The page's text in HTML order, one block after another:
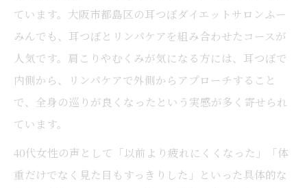
ています。大阪市都島区の耳つぼダイエットサロンふー
みんでも、耳つぼとリンパケアを組み合わせたコースが
人気です。肩こりやむくみが気になる方には、耳つぼで
内側から、リンパケアで外側からアプローチすること
で、全身の巡りが良くなったという実感が多く寄せられ
ています。
40代女性の声として「以前より疲れにくくなった」「体
重だけでなく見た目もすっきりした」といった具体的な